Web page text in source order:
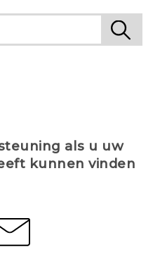
als u uw
kunnen vinden